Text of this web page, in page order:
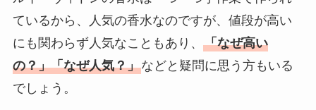
アレクサンドルドゥ
パリはなぜ高い？な
ているから、人気の香水なのですが、値段が高い
にも関わらず人気なこともあり、 「なぜ高い
の？」「なぜ人気？」などと疑問に思う方もいる
でしょう。